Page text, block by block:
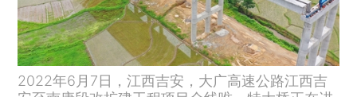
2022年6月7日，江西吉安，大广高速公路江西吉